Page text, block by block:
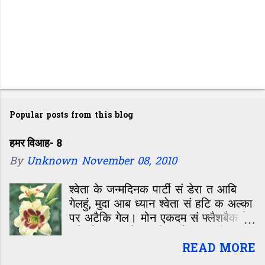
Popular posts from this blog
हमर विआह- 8
By Unknown November 08, 2010
श्वेता के जन्मदिनक पार्टी सं डेरा त आबि
गेलहुं, मुदा आब ध्यान श्वेता सं हटि क अल्का
पर अटैकि गेल। मोन एकदम सं फ्लैशबैक मे
रंगीन, मस्ती आओर मासूमियत सं भरल समय
READ MORE